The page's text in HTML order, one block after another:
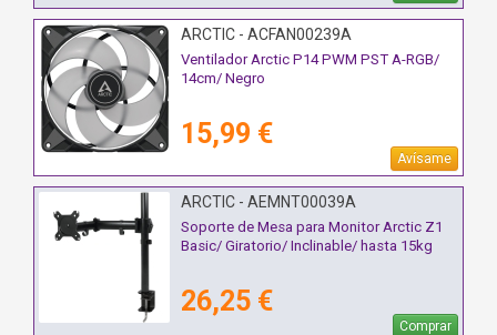
ARCTIC - ACFAN00239A
Ventilador Arctic P14 PWM PST A-RGB/
14cm/ Negro
15,99 €
Avísame
ARCTIC - AEMNT00039A
Soporte de Mesa para Monitor Arctic Z1
Basic/ Giratorio/ Inclinable/ hasta 15kg
26,25 €
Comprar